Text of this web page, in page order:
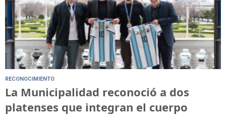
RECONOCIMIENTO
La Municipalidad reconoció a dos
platenses que integran el cuerpo